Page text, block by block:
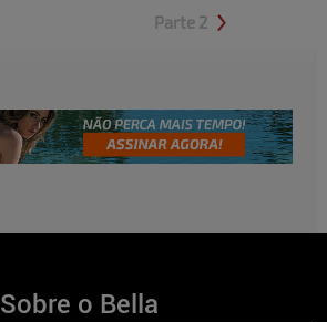
Parte 2
Sobre o Bella